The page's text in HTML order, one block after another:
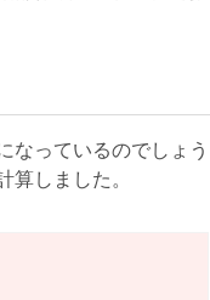
なっているのでしょう
しました。